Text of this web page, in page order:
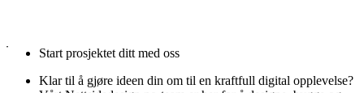
Start prosjektet ditt med oss
Klar til å gjøre ideen din om til en kraftfull digital opplevelse?